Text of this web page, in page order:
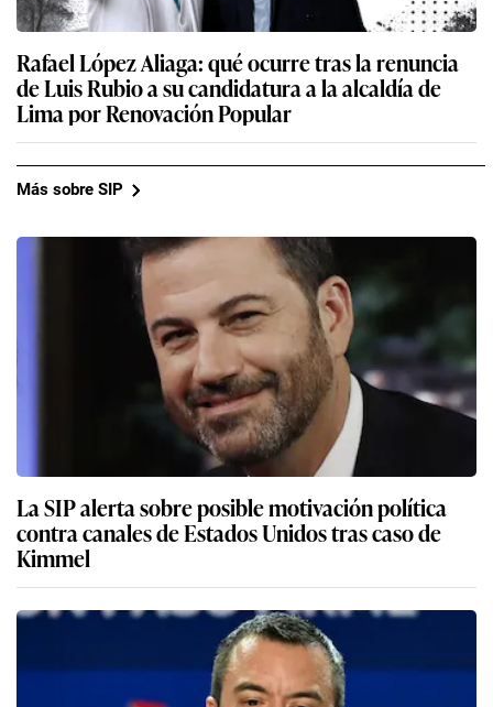
Rafael López Aliaga: qué ocurre tras la renuncia
de Luis Rubio a su candidatura a la alcaldía de
Lima por Renovación Popular
Más sobre SIP
La SIP alerta sobre posible motivación política
contra canales de Estados Unidos tras caso de
Kimmel